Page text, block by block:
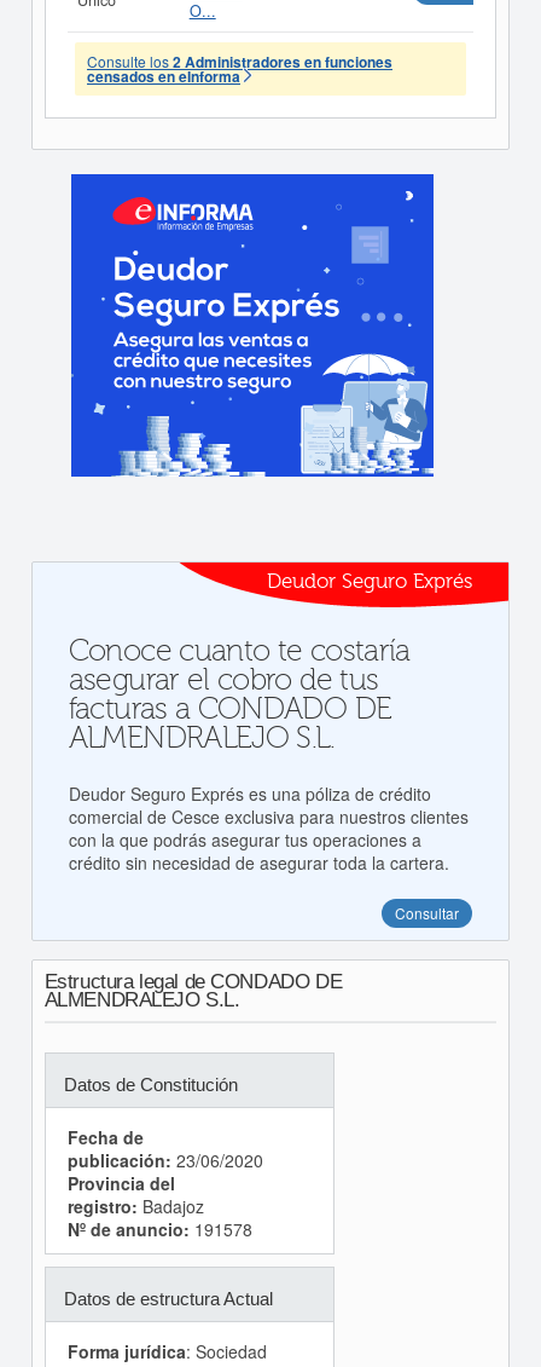
O...
Consulte los2 Administradores en funciones
censados en eInforma
Deudor Seguro Exprés
Conoce cuanto te costaría
asegurar el cobro de tus
facturas a CONDADO DE
ALMENDRALEJO S.L.
Deudor Seguro Exprés es una póliza de crédito
comercial de Cesce exclusiva para nuestros clientes
con la que podrás asegurar tus operaciones a
crédito sin necesidad de asegurar toda la cartera.
Consultar
Estructura legal de CONDADO DE
ALMENDRALEJO S.L.
Datos de Constitución
Fecha de
publicación: 23/06/2020
Provincia del
registro: Badajoz
Nº de anuncio: 191578
Datos de estructura Actual
Forma jurídica: Sociedad